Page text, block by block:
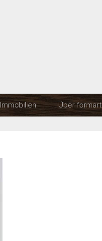
Skip to content
Immobilien Über formart